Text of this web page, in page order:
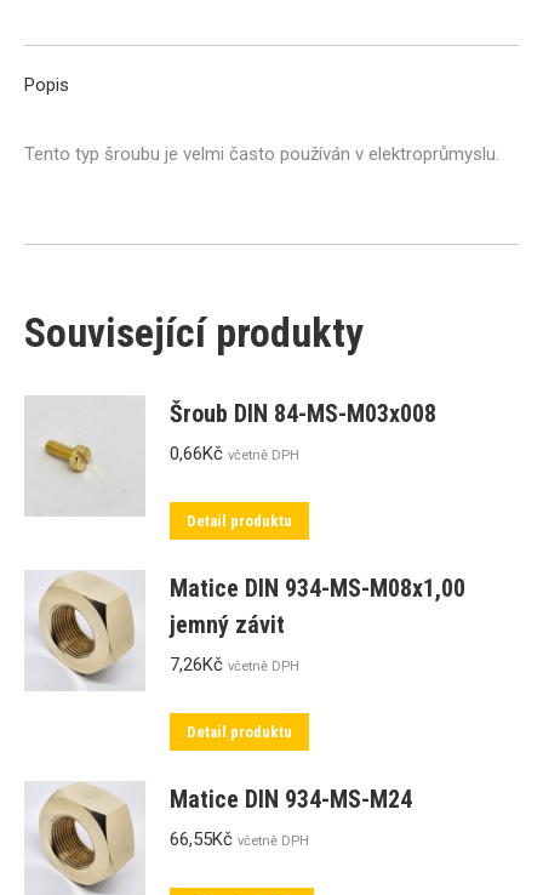
Popis
Tento typ šroubu je velmi často používán v elektroprůmyslu.
Související produkty
Šroub DIN 84-MS-M03x008
0,66Kč včetně DPH
Detail produktu
Matice DIN 934-MS-M08x1,00
jemný závit
7,26Kč včetně DPH
Detail produktu
Matice DIN 934-MS-M24
66,55Kč včetně DPH